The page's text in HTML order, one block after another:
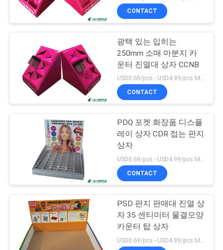
맵
PRIVACY
POLICY
후크 디스플레이 스
탠드
판지로 만드는 덤프
BIN
보급판 서적 프린팅
7
CONTACT
광택 있는 입히는
250mm 소매 마분지 카
운터 진열대 상자 CCNB
USD0.69/pcs - USD4.99/pcs MOQ:100 PC
CONTACT
PDQ 포켓 화장품 디스플
레이 상자 CDR 접는 판지
상자
USD0.69/pcs - USD4.99/pcs MOQ:100 PC
CONTACT
PSD 판지 판매대 진열 상
자 35 센티미터 물결모양
카운터 탑 상자